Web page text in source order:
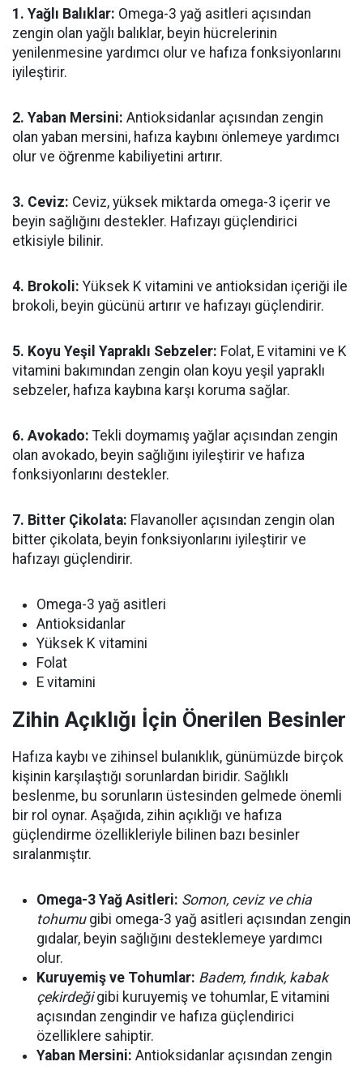
1. Yağlı Balıklar: Omega-3 yağ asitleri açısından
zengin olan yağlı balıklar, beyin hücrelerinin
yenilenmesine yardımcı olur ve hafıza fonksiyonlarını
iyileştirir.
2. Yaban Mersini: Antioksidanlar açısından zengin
olan yaban mersini, hafıza kaybını önlemeye yardımcı
olur ve öğrenme kabiliyetini artırır.
3. Ceviz: Ceviz, yüksek miktarda omega-3 içerir ve
beyin sağlığını destekler. Hafızayı güçlendirici
etkisiyle bilinir.
4. Brokoli: Yüksek K vitamini ve antioksidan içeriği ile
brokoli, beyin gücünü artırır ve hafızayı güçlendirir.
5. Koyu Yeşil Yapraklı Sebzeler: Folat, E vitamini ve K
vitamini bakımından zengin olan koyu yeşil yapraklı
sebzeler, hafıza kaybına karşı koruma sağlar.
6. Avokado: Tekli doymamış yağlar açısından zengin
olan avokado, beyin sağlığını iyileştirir ve hafıza
fonksiyonlarını destekler.
7. Bitter Çikolata: Flavanoller açısından zengin olan
bitter çikolata, beyin fonksiyonlarını iyileştirir ve
hafızayı güçlendirir.
Omega-3 yağ asitleri
Antioksidanlar
Yüksek K vitamini
Folat
E vitamini
Zihin Açıklığı İçin Önerilen Besinler
Hafıza kaybı ve zihinsel bulanıklık, günümüzde birçok
kişinin karşılaştığı sorunlardan biridir. Sağlıklı
beslenme, bu sorunların üstesinden gelmede önemli
bir rol oynar. Aşağıda, zihin açıklığı ve hafıza
güçlendirme özellikleriyle bilinen bazı besinler
sıralanmıştır.
Omega-3 Yağ Asitleri: Somon, ceviz ve chia
tohumugibi omega-3 yağ asitleri açısından zengin
gıdalar, beyin sağlığını desteklemeye yardımcı
olur.
Kuruyemiş ve Tohumlar: Badem, fındık, kabak
çekirdeğigibi kuruyemiş ve tohumlar, E vitamini
açısından zengindir ve hafıza güçlendirici
özelliklere sahiptir.
Yaban Mersini: Antioksidanlar açısından zengin